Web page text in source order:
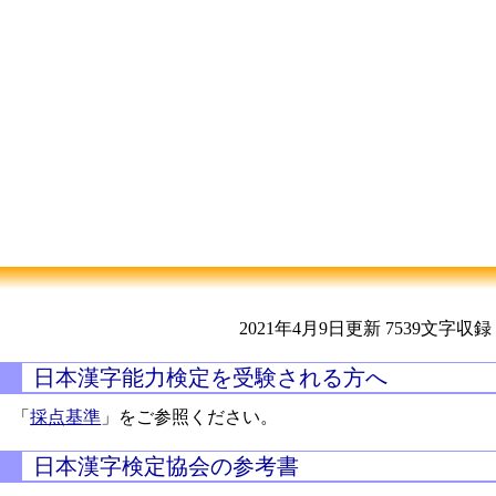
2021年4月9日更新 7539文字収録
日本漢字能力検定を受験される方へ
「採点基準 」をご参照ください。
日本漢字検定協会の参考書